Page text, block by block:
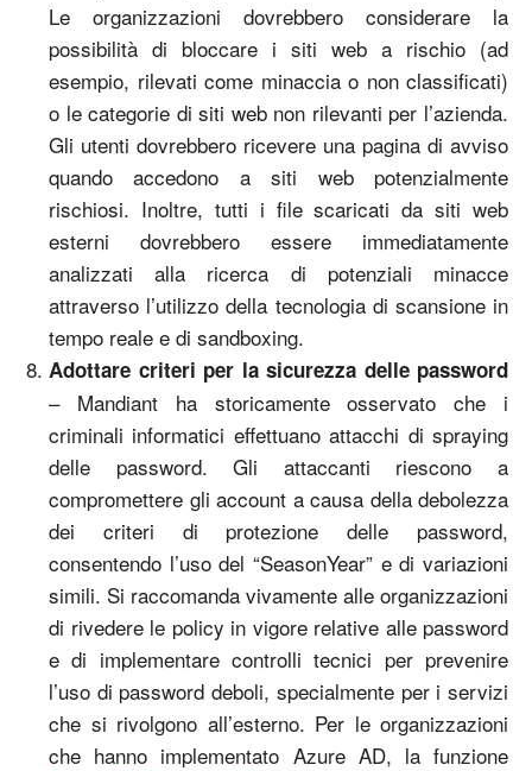
Le organizzazioni dovrebbero considerare la
possibilità di bloccare i siti web a rischio (ad
esempio, rilevati come minaccia o non classificati)
o le categorie di siti web non rilevanti per l’azienda.
Gli utenti dovrebbero ricevere una pagina di avviso
quando accedono a siti web potenzialmente
rischiosi. Inoltre, tutti i file scaricati da siti web
esterni dovrebbero essere immediatamente
analizzati alla ricerca di potenziali minacce
attraverso l’utilizzo della tecnologia di scansione in
tempo reale e di sandboxing.
Adottare criteri per la sicurezza delle password
– Mandiant ha storicamente osservato che i
criminali informatici effettuano attacchi di spraying
delle password. Gli attaccanti riescono a
compromettere gli account a causa della debolezza
dei criteri di protezione delle password,
consentendo l’uso del “SeasonYear” e di variazioni
simili. Si raccomanda vivamente alle organizzazioni
di rivedere le policy in vigore relative alle password
e di implementare controlli tecnici per prevenire
l’uso di password deboli, specialmente per i servizi
che si rivolgono all’esterno. Per le organizzazioni
che hanno implementato Azure AD, la funzione